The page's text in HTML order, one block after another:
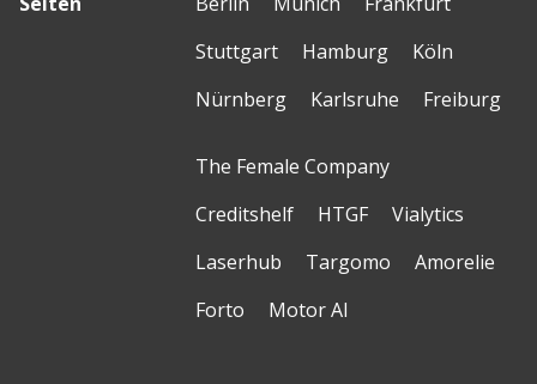
Stuttgart
Hamburg
Köln
Nürnberg
Karlsruhe Freiburg
The Female Company
Creditshelf
HTGF
Vialytics
Laserhub
Targomo
Amorelie
Forto
Motor AI